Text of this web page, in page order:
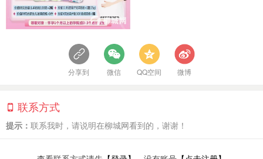
分享到 微信 QQ空间 微博
联系方式
提示： 联系我时，请说明在柳城网看到的，谢谢！